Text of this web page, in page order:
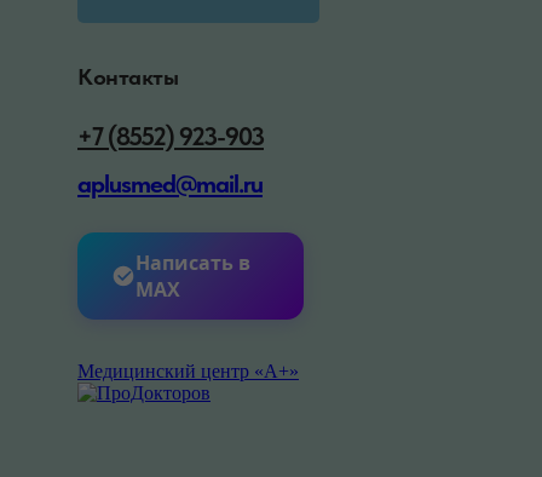
Контакты
aplusmed@mail.ru
+7 (8552) 923-903
Медицинский центр «А+»
Написать в
MAX